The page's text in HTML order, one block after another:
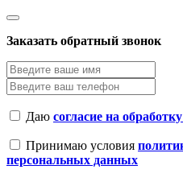
Заказать обратный звонок
Даю согласие на
Принимаю условия
персональных данных